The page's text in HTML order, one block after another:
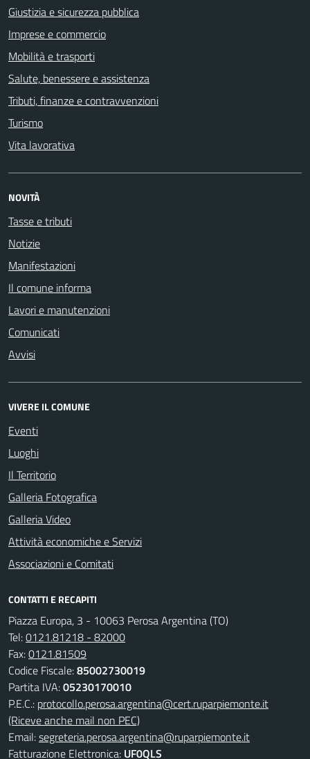
Giustizia e sicurezza pubblica
Imprese e commercio
Mobilità e trasporti
Salute, benessere e assistenza
Tributi, finanze e contravvenzioni
Turismo
Vita lavorativa
NOVITÀ
Tasse e tributi
Notizie
Manifestazioni
Il comune informa
Lavori e manutenzioni
Comunicati
Avvisi
VIVERE IL COMUNE
Eventi
Luoghi
Il Territorio
Galleria Fotografica
Galleria Video
Attività economiche e Servizi
Associazioni e Comitati
CONTATTI E RECAPITI
Piazza Europa, 3 - 10063 Perosa Argentina (TO)
Tel:0121.81218 - 82000
Fax:0121.81509
Codice Fiscale:85002730019
Partita IVA:05230170010
P.E.C.: protocollo.perosa.argentina@cert.ruparpiemonte.it
(Riceve anche mail non PEC)
Email:segreteria.perosa.argentina@ruparpiemonte.it
Fatturazione Elettronica: UF0QLS